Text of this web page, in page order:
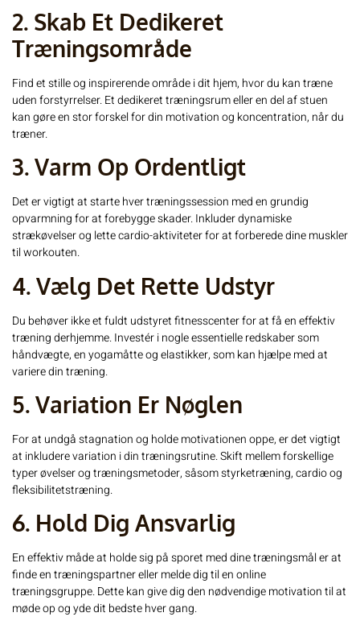
2. Skab Et Dedikeret
Træningsområde
Find et stille og inspirerende område i dit hjem, hvor du kan træne
uden forstyrrelser. Et dedikeret træningsrum eller en del af stuen
kan gøre en stor forskel for din motivation og koncentration, når du
træner.
3. Varm Op Ordentligt
Det er vigtigt at starte hver træningssession med en grundig
opvarmning for at forebygge skader. Inkluder dynamiske
strækøvelser og lette cardio-aktiviteter for at forberede dine muskler
til workouten.
4. Vælg Det Rette Udstyr
Du behøver ikke et fuldt udstyret fitnesscenter for at få en effektiv
træning derhjemme. Investér i nogle essentielle redskaber som
håndvægte, en yogamåtte og elastikker, som kan hjælpe med at
variere din træning.
5. Variation Er Nøglen
For at undgå stagnation og holde motivationen oppe, er det vigtigt
at inkludere variation i din træningsrutine. Skift mellem forskellige
typer øvelser og træningsmetoder, såsom styrketræning, cardio og
fleksibilitetstræning.
6. Hold Dig Ansvarlig
En effektiv måde at holde sig på sporet med dine træningsmål er at
finde en træningspartner eller melde dig til en online
træningsgruppe. Dette kan give dig den nødvendige motivation til at
møde op og yde dit bedste hver gang.